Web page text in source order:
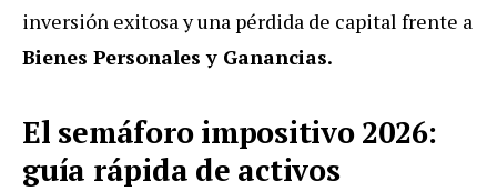
inversión exitosa y una pérdida de capital frente a
Bienes Personales y Ganancias.
El semáforo impositivo 2026:
guía rápida de activos